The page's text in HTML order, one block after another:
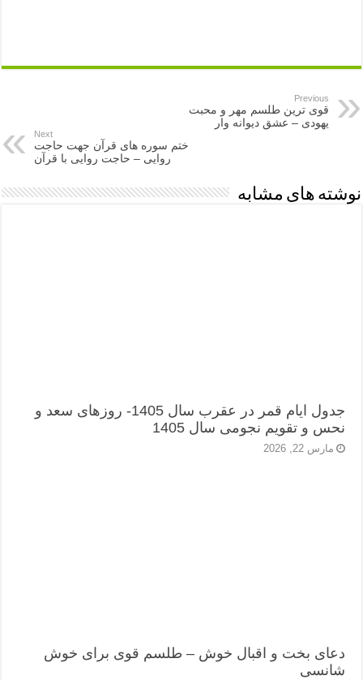
Previous
قوی ترین طلسم مهر و محبت
یهودی – عشق دیوانه وار
Next
ختم سوره های قرآن جهت حاجت
روایی – حاجت روایی با قرآن
نوشته های مشابه
جدول ایام قمر در عقرب سال 1405- روزهای سعد و
نحس و تقویم نجومی سال 1405
مارس 22, 2026
دعای بخت و اقبال خوش – طلسم قوی برای خوش
شانسی